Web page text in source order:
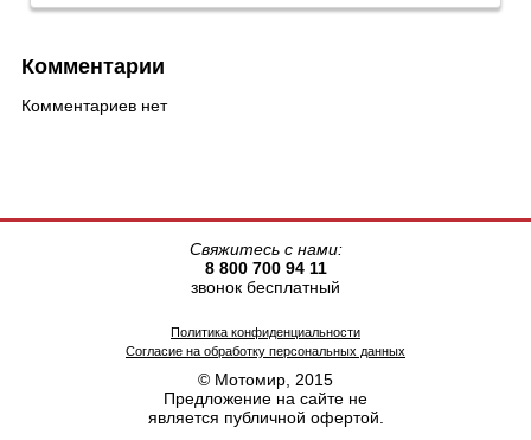
Комментарии
Комментариев нет
© Мотомир, 2015
Предложение на сайте не
является публичной офертой.
Политика конфиденциальности
Согласие на обработку персональных данных
Свяжитесь с нами:
8 800 700 94 11
звонок бесплатный